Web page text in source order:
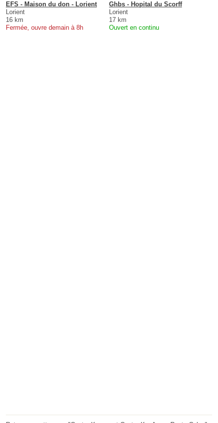
EFS - Maison du don - Lorient
Lorient
16 km
Fermée, ouvre demain à 8h
Ghbs - Hopital du Scorff
Lorient
17 km
Ouvert en continu